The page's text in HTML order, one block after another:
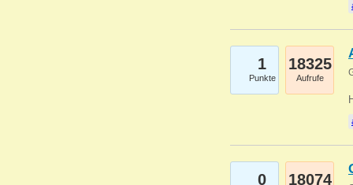
1
Punkte
18325
Aufrufe
0 18074